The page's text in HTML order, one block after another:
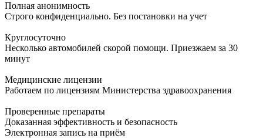
Полная анонимность
Строго конфиденциально. Без постановки на учет
Круглосуточно
Несколько автомобилей скорой помощи. Приезжаем за 30
минут
Медицинские лицензии
Работаем по лицензиям Министерства здравоохранения
Проверенные препараты
Доказанная эффективность и безопасность
Электронная запись на приём